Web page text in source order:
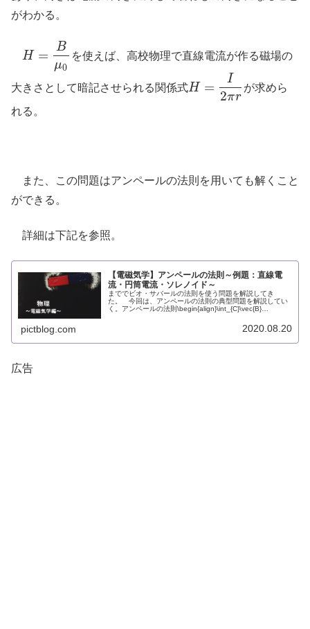
がわかる。
H =
B
μ0
H= Bμ 0 を使えば、高校物理で直線電流が作る磁場の
大きさとして暗記させられる関係式H =
I
2πr
H= I2π r
が求めら
れる。
また、この問題はアンペールの法則を用いても解くこと
ができる。
詳細は下記を参照。
【電磁気学】アンペールの法則～例題：直線電
流・円筒電流・ソレノイド～
まででビオ・サバールの法則を使う問題を解説してき
た。 今回は、アンペールの法則の典型問題を解説してい
く。アンペールの法則\begin{align}\int_{C}\vec{B}
pictblog.com 2020.08.20
広告